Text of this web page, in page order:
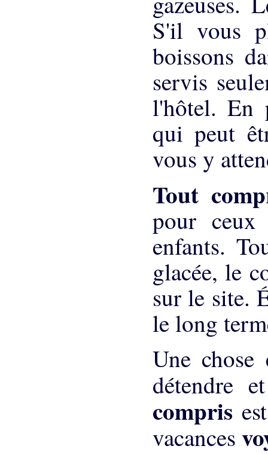
S'il vous
boissons
servis
l'hôtel. En
qui peut
vous y
Tout
pour
enfants.
glacée, le
sur le site.
le long
Une
détendre
compris
vacances